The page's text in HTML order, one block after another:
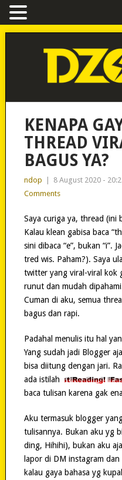
KENAPA
THREAD
BAGUS YA?
ndop 8 August 2020 -
Comments
Saya curiga ya, thread (ini
Kalau klean gabisa baca
sini dibaca “e”, bukan “i”.
tred wis. Paham?). Saya
twitter yang viral-viral kok
runut dan mudah
Cuman di aku, semua
bagus dan rapi.
Padahal menulis itu hal
Yang sudah jadi Blogger
bisa diitung dengan jari.
ada istilah
baca tulisan karena gak
Aku termasuk blogger
tulisannya. Bukan aku yg
ding, Hihihi), bukan aku
lapor di DM instagram
kalau gaya bahasa yg